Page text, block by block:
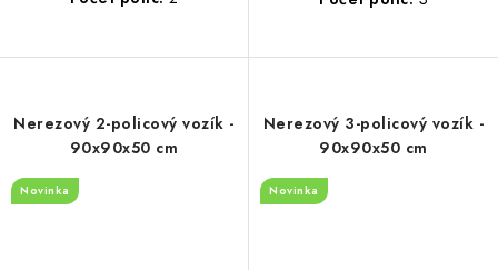
Nerezový 2-policový vozík -
90x90x50 cm
Novinka
Nerezový 3-policový vozík -
90x90x50 cm
Novinka